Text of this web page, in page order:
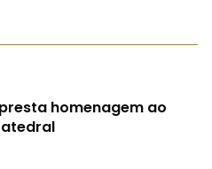
homenagem ao